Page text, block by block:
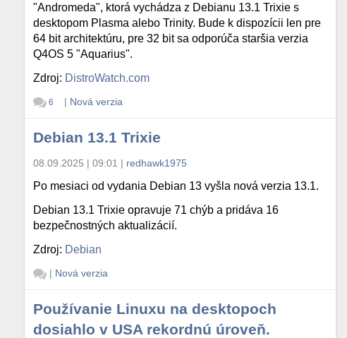
"Andromeda", ktorá vychádza z Debianu 13.1 Trixie s
desktopom Plasma alebo Trinity. Bude k dispozícii len pre
64 bit architektúru, pre 32 bit sa odporúča staršia verzia
Q4OS 5 "Aquarius".
Zdroj: DistroWatch.com
6 | Nová verzia
Debian 13.1 Trixie
08.09.2025 | 09:01 | redhawk1975
Po mesiaci od vydania Debian 13 vyšla nová verzia 13.1.
Debian 13.1 Trixie opravuje 71 chýb a pridáva 16
bezpečnostných aktualizácií.
Zdroj: Debian
| Nová verzia
Používanie Linuxu na desktopoch
dosiahlo v USA rekordnú úroveň.